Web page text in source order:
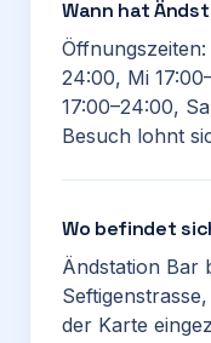
Wann hat
24:00, Mi
17:00–24:00,
Besuch lohnt
Wo befindet
Ändstation Bar
der Karte